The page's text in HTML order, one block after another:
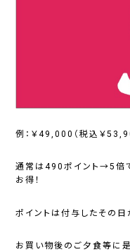
例：￥49,000（税込￥
通常は490ポイント→5倍
お得！
ポイントは付与したその日
お買い物後のご夕食等に是